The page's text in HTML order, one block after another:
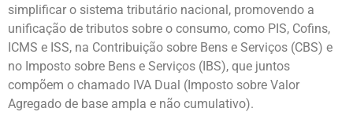
simplificar o sistema tributário nacional, promovendo a
unificação de tributos sobre o consumo, como PIS, Cofins,
ICMS e ISS, na Contribuição sobre Bens e Serviços (CBS) e
no Imposto sobre Bens e Serviços (IBS), que juntos
compõem o chamado IVA Dual (Imposto sobre Valor
Agregado de base ampla e não cumulativo).